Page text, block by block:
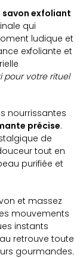
savon exfoliant
qui
ludique et
exfoliante et
pour votre rituel
nourrissantes
précise.
de
tout en
purifiée et
et massez
mouvements
instants
retrouve toute
gourmandes.